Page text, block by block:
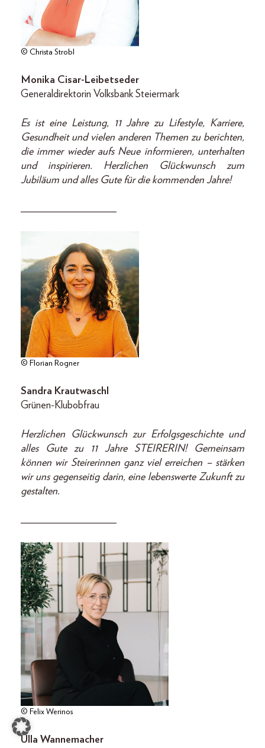
© Christa Strobl
Monika Cisar-Leibetseder
Generaldirektorin Volksbank Steiermark
Es ist eine Leistung, 11 Jahre zu Lifestyle, Karriere,
Gesundheit und vielen anderen Themen zu berichten,
die immer wieder aufs Neue informieren, unterhalten
und inspirieren. Herzlichen Glückwunsch zum
Jubiläum und alles Gute für die kommenden Jahre!
__________________
© Florian Rogner
Sandra Krautwaschl
Grünen-Klubobfrau
Herzlichen Glückwunsch zur Erfolgs­geschichte und
alles Gute zu 11 Jahre STEIRERIN! Gemeinsam
können wir Steirerinnen ganz viel erreichen – stärken
wir uns gegenseitig darin, eine lebenswerte Zukunft zu
gestalten.
__________________
© Felix Werinos
Ulla Wannemacher